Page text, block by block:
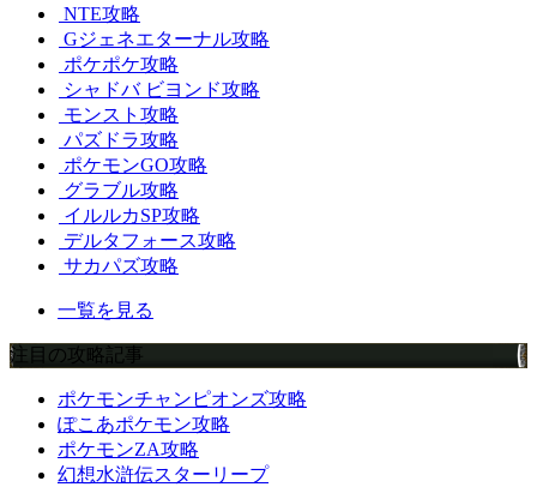
NTE攻略
Gジェネエターナル攻略
ポケポケ攻略
シャドバ ビヨンド攻略
モンスト攻略
パズドラ攻略
ポケモンGO攻略
グラブル攻略
イルルカSP攻略
デルタフォース攻略
サカパズ攻略
一覧を見る
注目の攻略記事
ポケモンチャンピオンズ攻略
ぽこあポケモン攻略
ポケモンZA攻略
幻想水滸伝スターリープ